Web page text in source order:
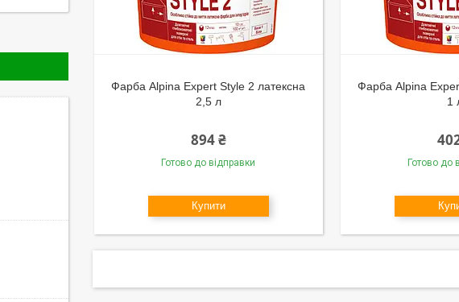
Фарба Alpina Expert Style 2 латексна
2,5 л
894 ₴
Готово до відправки
Купити
Фарба Alpina
1
Готово до